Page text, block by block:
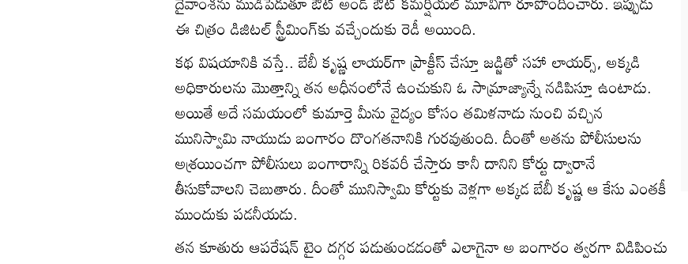
ఈ చిత్రం డిజిట‌ల్ స్ట్రీమింగ్‌కు వ‌చ్చేందుకు రెడీ అయింది.
క‌థ విష‌యానికి వ‌స్తే.. బేబీ కృష్ణ లాయ‌ర్‌గా ప్రాక్టీస్ చేస్తూ జ‌డ్జితో స‌హా లాయ‌ర్స్‌, అక్క‌డి
అధికారుల‌ను మొత్తాన్ని త‌న అధీనంలోనే ఉంచుకుని ఓ సామ్రాజ్యాన్నే న‌డిపిస్తూ ఉంటాడు.
అయితే అదే స‌మ‌యంలో కుమార్తె మీను వైద్యం కోసం తమిళనాడు నుంచి వచ్చిన
మునిస్వామి నాయుడు బంగారం దొంగతనానికి గురవుతుంది. దీంతో అత‌ను పోలీసుల‌ను
అశ్ర‌యించ‌గా పోలీసులు బంగారాన్ని రిక‌వ‌రీ చేస్తారు కానీ దానిని కోర్టు ద్వారానే
తీసుకోవాల‌ని చెబుతారు. దీంతో మునిస్వామి కోర్టుకు వెళ్ల‌గా అక్క‌డ బేబీ కృష్ణ ఆ కేసు ఎంత‌కీ
ముందుకు ప‌డ‌నీయ‌డు.
త‌న కూతురు ఆప‌రేష‌న్ టైం ద‌గ్గ‌ర ప‌డుతుండ‌డంతో ఎలాగైనా అ బంగారం త్వ‌ర‌గా విడిపించు